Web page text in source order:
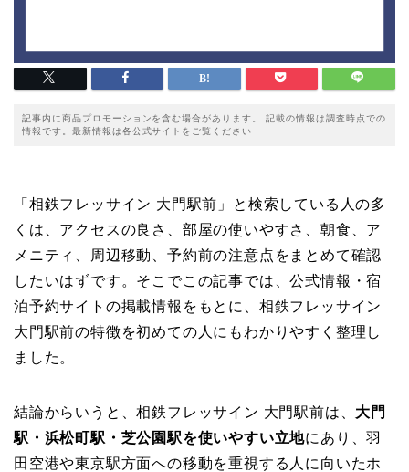
記事内に商品プロモーションを含む場合があります。 記載の情報は調査時点での
情報です。最新情報は各公式サイトをご覧ください
「相鉄フレッサイン 大門駅前」と検索している人の多
くは、アクセスの良さ、部屋の使いやすさ、朝食、ア
メニティ、周辺移動、予約前の注意点をまとめて確認
したいはずです。そこでこの記事では、公式情報・宿
泊予約サイトの掲載情報をもとに、相鉄フレッサイン
大門駅前の特徴を初めての人にもわかりやすく整理し
ました。
結論からいうと、相鉄フレッサイン 大門駅前は、 大門
駅・浜松町駅・芝公園駅を使いやすい立地にあり、羽
田空港や東京駅方面への移動を重視する人に向いたホ